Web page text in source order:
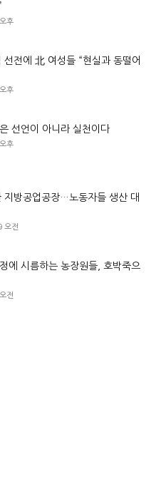
후
선전에 北 여성들 “현실과 동떨어
후
선언이 아니라 실천이다
후
지방공업공장…노동자들 생산 대
전
정에 시름하는 농장원들, 호박죽으
전